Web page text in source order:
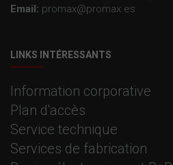
Email: promax@promax.es
LINKS INTÉRESSANTS
Information corporative
Plan d'accès
Service technique
Services de fabrication